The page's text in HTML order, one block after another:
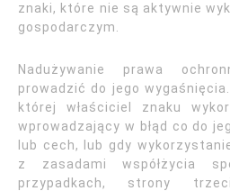
znaki, które nie są aktywnie
gospodarczym.
Nadużywanie prawa
prowadzić do jego
której właściciel znaku
wprowadzający w błąd co do
lub cech, lub gdy
z zasadami współżycia
przypadkach, strony